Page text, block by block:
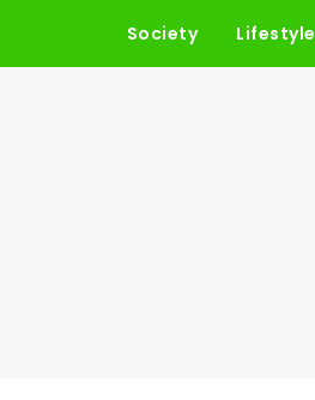
Society Lifestyle